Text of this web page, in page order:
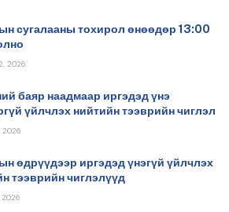
сугалааны тохирол өнөөдөр 13:00
2026
баяр наадмаар иргэдэд үнэ
үйлчлэх нийтийн тээврийн чиглэл
2026
өдрүүдээр иргэдэд үнэгүй үйлчлэх
тээврийн чиглэлүүд
2026